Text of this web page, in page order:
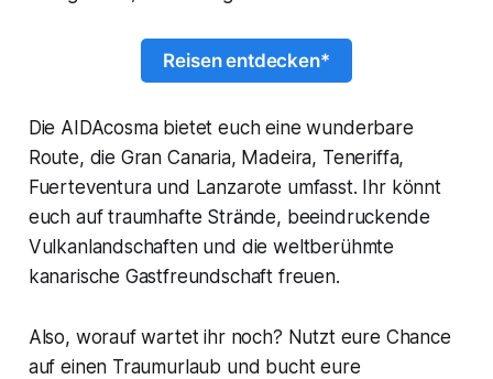
Reisen entdecken*
Die AIDAcosma bietet euch eine wunderbare
Route, die Gran Canaria, Madeira, Teneriffa,
Fuerteventura und Lanzarote umfasst. Ihr könnt
euch auf traumhafte Strände, beeindruckende
Vulkanlandschaften und die weltberühmte
kanarische Gastfreundschaft freuen.
Also, worauf wartet ihr noch? Nutzt eure Chance
auf einen Traumurlaub und bucht eure